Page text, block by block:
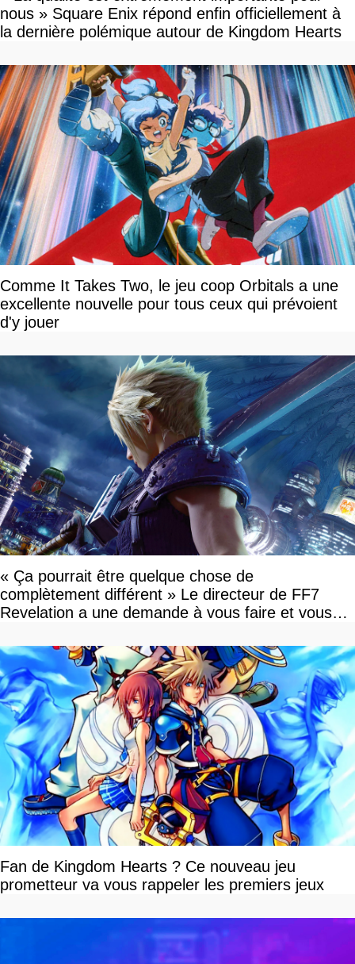
nous » Square Enix répond enfin officiellement à
la dernière polémique autour de Kingdom Hearts
Comme It Takes Two, le jeu coop Orbitals a une
excellente nouvelle pour tous ceux qui prévoient
d'y jouer
« Ça pourrait être quelque chose de
complètement différent » Le directeur de FF7
Revelation a une demande à vous faire et vous
Fan de Kingdom Hearts ? Ce nouveau jeu
prometteur va vous rappeler les premiers jeux